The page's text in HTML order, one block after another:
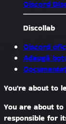
Discord
Discollab
Discord
Adaugă
You're about to
You are about
responsible for